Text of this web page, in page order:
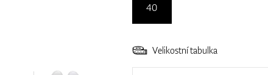
40
Velikostní tabulka